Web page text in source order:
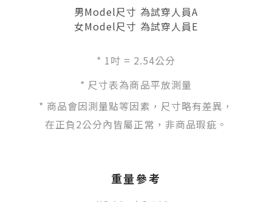
男Model尺寸 為試穿人員A
女Model尺寸 為試穿人員E
* 1吋 = 2.54公分
* 尺寸表為商品平放測量
* 商品會因測量點等因素，尺寸略有差異，
在正負2公分內皆屬正常，非商品瑕疵。
重量參考